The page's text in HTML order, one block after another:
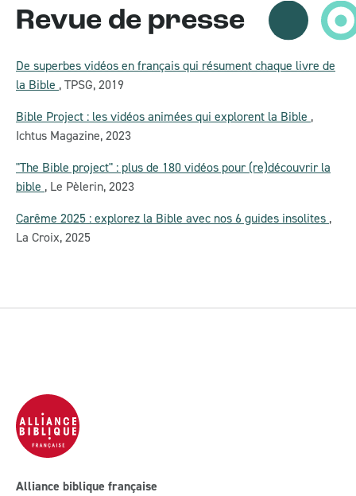
Revue de presse
De superbes vidéos en français qui résument chaque livre de
la Bible ,TPSG,2019
Bible Project : les vidéos animées qui explorent la Bible ,
Ichtus Magazine,2023
"The Bible project" : plus de 180 vidéos pour (re)découvrir la
bible , Le Pèlerin,2023
Carême 2025 : explorez la Bible avec nos 6 guides insolites ,
La Croix,2025
Alliance biblique française